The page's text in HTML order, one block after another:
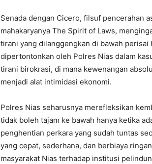
Senada dengan Cicero, filsuf pencerahan
mahakaryanya The Spirit of Laws,
tirani yang dilanggengkan di bawah perisai
dipertontonkan oleh Polres Nias dalam
tirani birokrasi, di mana kewenangan
menjadi alat intimidasi ekonomi.
Polres Nias seharusnya merefleksikan
tidak boleh tajam ke bawah hanya ketika
penghentian perkara yang sudah tuntas
yang cepat, sederhana, dan berbiaya
masyarakat Nias terhadap institusi